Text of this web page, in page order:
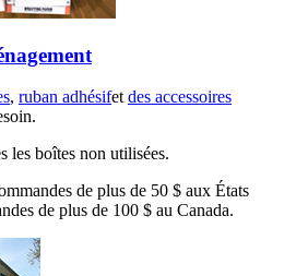
, ruban adhésifet des accessoires
les boîtes non utilisées.
de plus de 50 $ aux États
de plus de 100 $ au Canada.